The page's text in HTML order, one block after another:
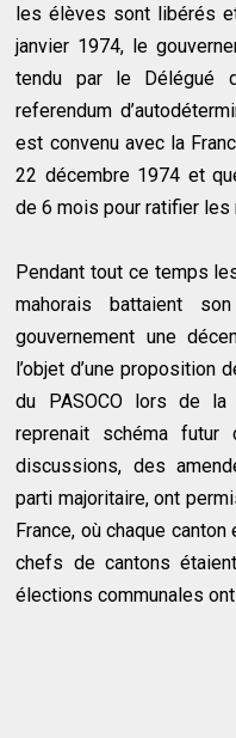
les élèves sont libérés
janvier 1974, le
tendu par le Délégué
referendum
est convenu avec la
22 décembre 1974 et
de 6 mois pour ratifier les
Pendant tout ce temps
mahorais battaient
gouvernement une
l’objet d’une proposition
du PASOCO lors de
reprenait schéma
discussions, des
parti majoritaire, ont
France, où chaque
chefs de cantons
élections communales